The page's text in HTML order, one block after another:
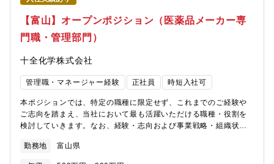
る働き方を重視しており、プライベートとの両立がしやすい環境
です。 【会社概要】当社は、「手当て」の文化を世界へ広げるこ
とを使命に、経皮薬物送達システム（TDDS）の研究開発を強みと
する製薬メーカーです。世界トップクラスの貼付剤技術を活か
し、消炎鎮痛外用剤に加え、認知症・統合失調症・パーキンソン
病など幅広い領域の医療用医薬品を開発・提供しています。ま
た、一般用医薬品（OTC）と医療用医薬品（Rx）の両分野で事業
を展開し、国内外の人々の健康に貢献しています。1937年の「サ
ロンパス」の輸出開始以来、海外事業を積極的に拡大し、現在で
は50カ国以上で製品を展開。海外子会社による現地生産・供給体
ル展開を進めるなど、日本発の貼付剤技術を世界へ発信し続けて
【富山】オープンポジション（医薬品メーカー専
門職・管理部門）
十全化学株式会社
管理職・マネージャー経験 正社員 時短入社可
本ポジションでは、特定の職種に限定せず、これまでのご経験や
ご志向を踏まえ、当社において最も活躍いただける職種・役割を
検討していきます。なお、経験・志向および事業戦略・組織状況
組織強化を進める中で、多様な専門性や知見を取り入れながら、
組織全体の力を高めていきたいと考えています。これまでのご経
勤務地 富山県